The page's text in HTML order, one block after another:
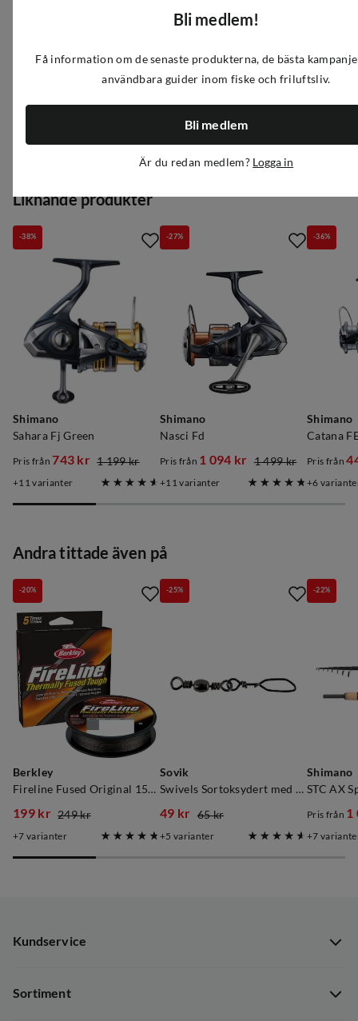
Liknande produkter
Shimano
Sahara Fj Green
-38%
discounted
Pris från 743 kr
original
1 199 kr
11 varianter
Shimano
Nasci Fd
-27%
discounted
Pris från 1 094 kr
original
1 499 kr
11 varianter
Shimano
Catana
-36%
Pris från
original
6
Andra tittade även på
Berkley
Fireline Fused Original 150m Smoke
-20%
discounted
199 kr
original
249 kr
7 varianter
Sovik
Swivels Sortoksydert med Hempe
-25%
discounted
49 kr
original
65 kr
5 varianter
Shimano
STC AX
-22%
Pris från 1
original
7
Kundservice
Sortiment
Bli medlem!
Få information om de senaste produkterna, de bästa
användbara guider inom fiske och friluftsliv.
Bli medlem
Är du redan medlem? Logga in